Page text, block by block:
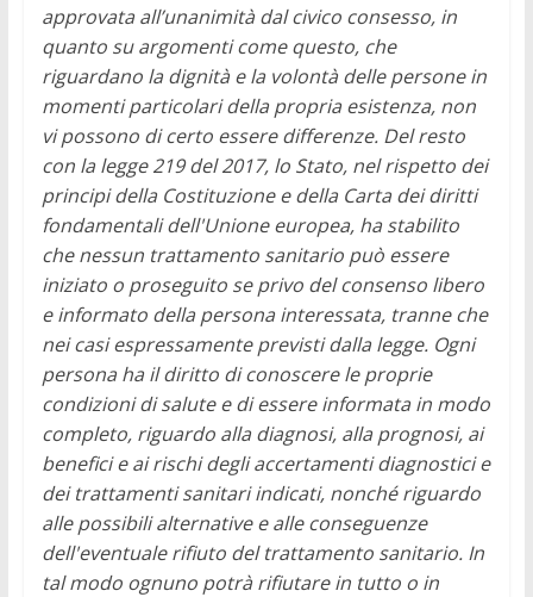
approvata all’unanimità dal civico consesso, in
quanto su argomenti come questo, che
riguardano la dignità e la volontà delle persone in
momenti particolari della propria esistenza, non
vi possono di certo essere differenze. Del resto
con la legge 219 del 2017, lo Stato, nel rispetto dei
principi della Costituzione e della Carta dei diritti
fondamentali dell'Unione europea, ha stabilito
che nessun trattamento sanitario può essere
iniziato o proseguito se privo del consenso libero
e informato della persona interessata, tranne che
nei casi espressamente previsti dalla legge. Ogni
persona ha il diritto di conoscere le proprie
condizioni di salute e di essere informata in modo
completo, riguardo alla diagnosi, alla prognosi, ai
benefici e ai rischi degli accertamenti diagnostici e
dei trattamenti sanitari indicati, nonché riguardo
alle possibili alternative e alle conseguenze
dell'eventuale rifiuto del trattamento sanitario. In
tal modo ognuno potrà rifiutare in tutto o in